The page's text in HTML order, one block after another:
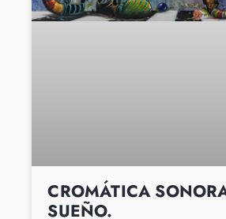
CROMÁTICA
SUEÑO.